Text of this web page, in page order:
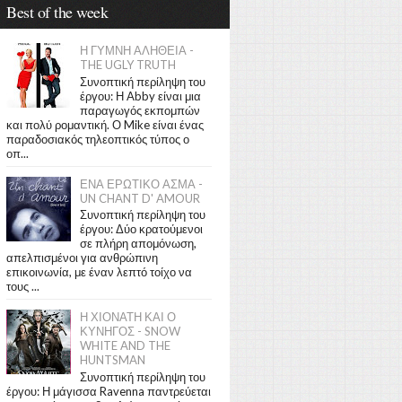
Best of the week
Η ΓΥΜΝΗ ΑΛΗΘΕΙΑ -
THE UGLY TRUTH
Συνοπτική περίληψη του
έργου: Η Abby είναι μια
παραγωγός εκπομπών
και πολύ ρομαντική. Ο Mike είναι ένας
παραδοσιακός τηλεοπτικός τύπος ο
οπ...
ΕΝΑ ΕΡΩΤΙΚΟ ΑΣΜΑ -
UN CHANT D' AMOUR
Συνοπτική περίληψη του
έργου: Δύο κρατούμενοι
σε πλήρη απομόνωση,
απελπισμένοι για ανθρώπινη
επικοινωνία, με έναν λεπτό τοίχο να
τους ...
Η ΧΙΟΝΑΤΗ ΚΑΙ Ο
ΚΥΝΗΓΟΣ - SNOW
WHITE AND THE
HUNTSMAN
Συνοπτική περίληψη του
έργου: Η μάγισσα Ravenna παντρεύεται